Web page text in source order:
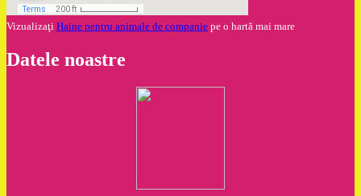
Vizualizaţi Haine pentru animale de companie pe o hartă mai mare
Datele noastre